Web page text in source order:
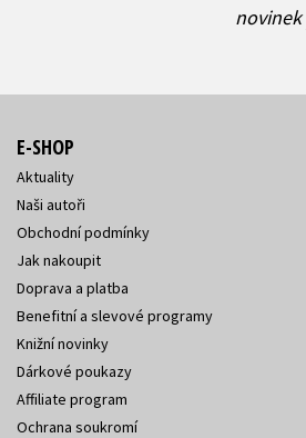
novinek
E-SHOP
Aktuality
Naši autoři
Obchodní podmínky
Jak nakoupit
Doprava a platba
Benefitní a slevové programy
Knižní novinky
Dárkové poukazy
Affiliate program
Ochrana soukromí